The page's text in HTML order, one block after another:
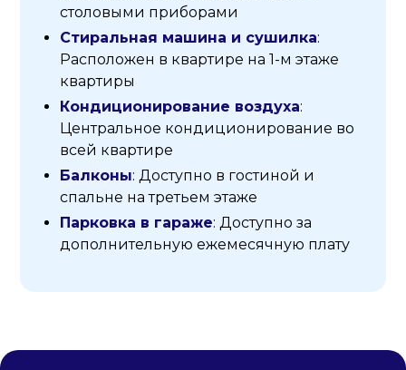
столовыми приборами
Стиральная машина и сушилка:
Расположен в квартире на 1-м этаже
квартиры
Кондиционирование воздуха:
Центральное кондиционирование во
всей квартире
Балконы: Доступно в гостиной и
спальне на третьем этаже
Парковка в гараже: Доступно за
дополнительную ежемесячную плату